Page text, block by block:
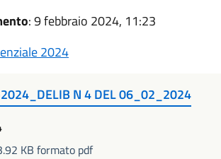
: 9 febbraio 2024, 11:23
2024
N 4 DEL 06_02_2024
KB formato pdf